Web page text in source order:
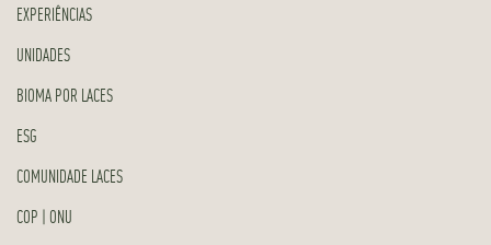
EXPERIÊNCIAS
UNIDADES
BIOMA POR LACES
ESG
COMUNIDADE LACES
COP | ONU